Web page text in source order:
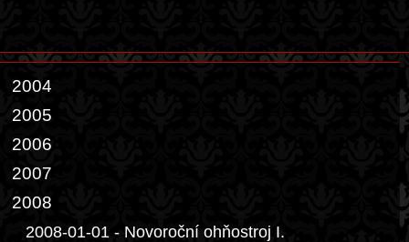
2004
2005
2006
2007
2008
2008-01-01 - Novoroční ohňostroj I.